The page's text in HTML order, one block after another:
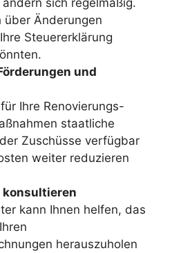
über Änderungen
Steuererklärung
und
Ihre Renovierungs-
staatliche
Zuschüsse verfügbar
weiter reduzieren
konsultieren
kann Ihnen helfen, das
herauszuholen